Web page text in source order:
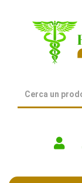
contenuto
Farmacia
Prodotto